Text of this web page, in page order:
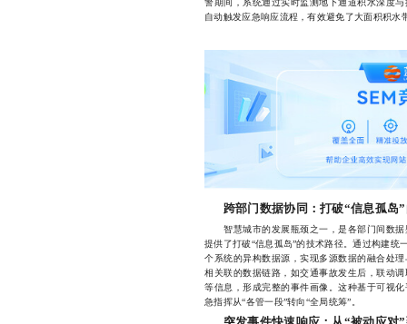
自动触发应急响应流程，有效避免了大面积积水
跨部门数据协同：打破“信息孤岛
智慧城市的发展瓶颈之一，是各部门间数据
提供了打破“信息孤岛”的技术路径。通过构建
个系统的异构数据源，实现多源数据的融合处
相关联的数据链路，如交通事故发生后，联动
等信息，形成完整的事件画像。这种基于可视
急指挥从“各管一段”转向“全局统筹”。